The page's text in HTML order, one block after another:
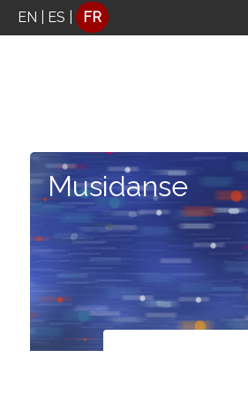
Panneau de gestion des cookies
EN ES | FR
Musidanse